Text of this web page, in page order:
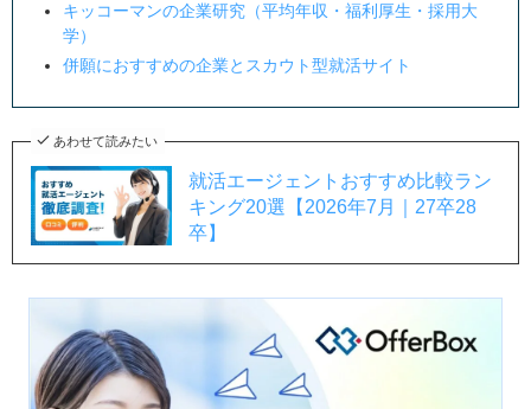
キッコーマンの企業研究（平均年収・福利厚生・採用大
学）
併願におすすめの企業とスカウト型就活サイト
あわせて読みたい
就活エージェントおすすめ比較ラン
キング20選【2026年7月｜27卒28
卒】